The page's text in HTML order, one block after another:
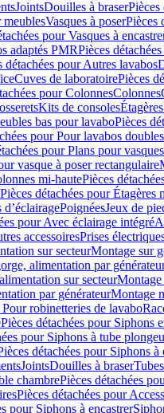
JointsDouilles à braserPièces
meublesVasques à poserPièces
pour Vasques à
adaptés PMRPièces
détachées pour Autres lavabos
Cuves de laboratoirePièces
pour ColonnesColonnes
Kits de consoles
bas pour lavaboPièces
pour Pour lavabos doubles
pour Plans pour vasques
vasque à poser rectangulaire
mi-hautePièces
Pièces détachées pour Étagères
d’éclairagePoignéesJeux de
pour Avec éclairage intégré
accessoiresPrises
sur secteurMontage sur
alimentation par
sur secteur
par générateurMontage
robinetteries de lavabo
Pièces détachées pour Siphons
pour Siphons à tube
détachées pour Siphons à
JointsDouilles à braser
chambrePièces détachées
Pièces détachées pour
pour Siphons à encastrer